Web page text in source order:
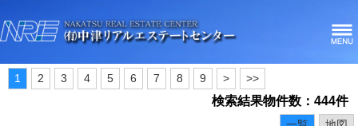
1 2 3 4 5 6 7 8 9 > >>
検索結果物件数：444件